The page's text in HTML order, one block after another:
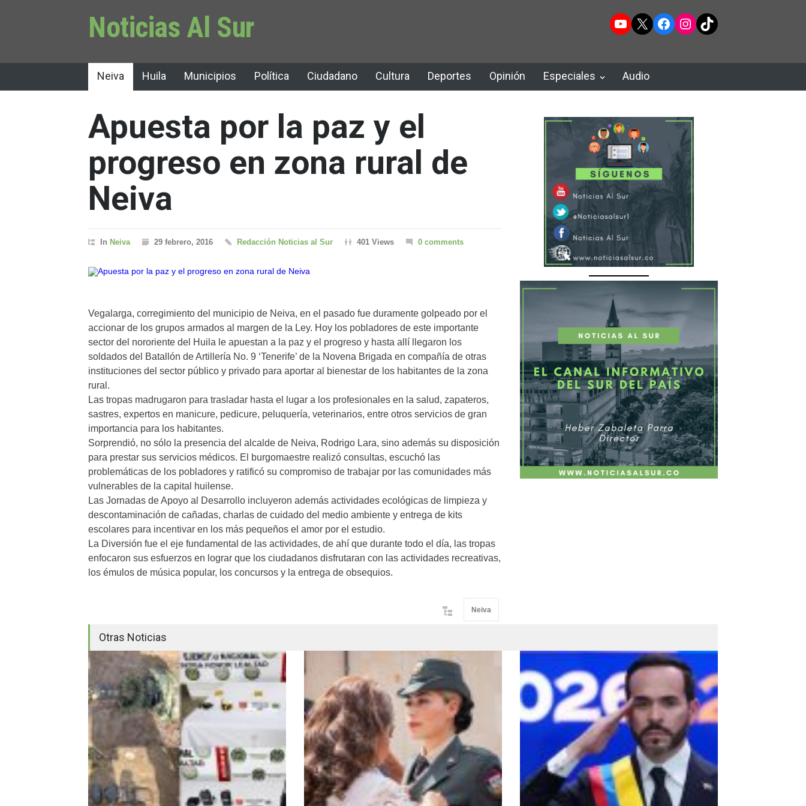
Noticias Al Sur YouTube
X Facebook
Instagram
TikTok
Neiva Huila Municipios Política Ciudadano Cultura Deportes Opinión Especiales Audio
Apuesta por la paz y el
progreso en zona rural de
Neiva
In Neiva 29 febrero, 2016 Redacción Noticias al Sur 401 Views 0 comments
Vegalarga, corregimiento del municipio de Neiva, en el pasado fue duramente golpeado por el
accionar de los grupos armados al margen de la Ley. Hoy los pobladores de este importante
sector del nororiente del Huila le apuestan a la paz y el progreso y hasta allí llegaron los
soldados del Batallón de Artillería No. 9 ‘Tenerife’ de la Novena Brigada en compañía de otras
instituciones del sector público y privado para aportar al bienestar de los habitantes de la zona
rural.
Las tropas madrugaron para trasladar hasta el lugar a los profesionales en la salud, zapateros,
sastres, expertos en manicure, pedicure, peluquería, veterinarios, entre otros servicios de gran
importancia para los habitantes.
Sorprendió, no sólo la presencia del alcalde de Neiva, Rodrigo Lara, sino además su disposición
para prestar sus servicios médicos. El burgomaestre realizó consultas, escuchó las
problemáticas de los pobladores y ratificó su compromiso de trabajar por las comunidades más
vulnerables de la capital huilense.
Las Jornadas de Apoyo al Desarrollo incluyeron además actividades ecológicas de limpieza y
descontaminación de cañadas, charlas de cuidado del medio ambiente y entrega de kits
escolares para incentivar en los más pequeños el amor por el estudio.
La Diversión fue el eje fundamental de las actividades, de ahí que durante todo el día, las tropas
enfocaron sus esfuerzos en lograr que los ciudadanos disfrutaran con las actividades recreativas,
los émulos de música popular, los concursos y la entrega de obsequios.
Neiva
Otras Noticias